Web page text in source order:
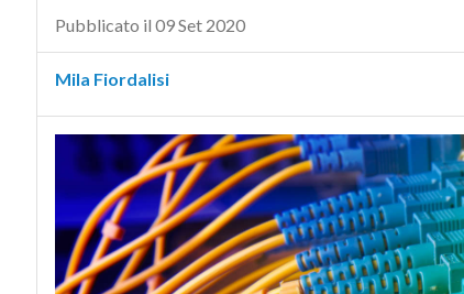
Pubblicato il 09 Set 2020
Mila Fiordalisi